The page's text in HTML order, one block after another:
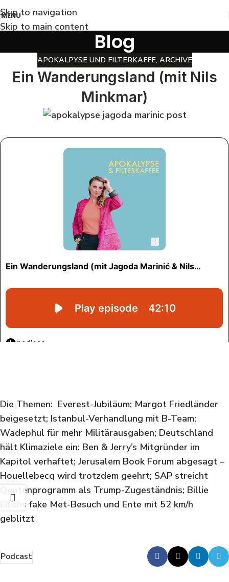
Skip to navigation
Skip to main content
MENU
Blog
APOKALPYSE UND FILTERKAFFE, ARCHIVE
Ein Wanderungsland (mit Nils
Minkmar)
Die Themen: Everest-Jubiläum; Margot Friedländer
beigesetzt; Istanbul-Verhandlung mit B-Team;
Wadephul für mehr Militärausgaben; Deutschland
hält Klimaziele ein; Ben & Jerry’s Mitgründer im
Kapitol verhaftet; Jerusalem Book Forum abgesagt –
Houellebecq wird trotzdem geehrt; SAP streicht
Quotenprogramm als Trump-Zugeständnis; Billie
Eilishs fake Met-Besuch und Ente mit 52 km/h
geblitzt
Podcast